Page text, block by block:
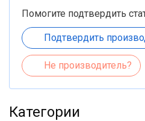
Помогите подтвердить
Подтвердить
Не производитель?
Категории